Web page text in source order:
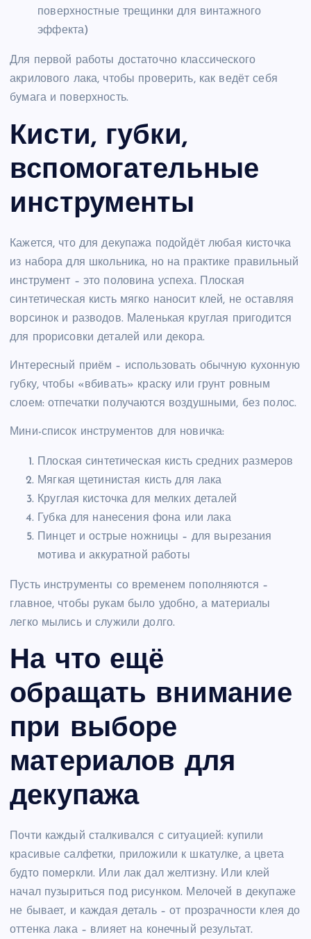
поверхностные трещинки для винтажного
эффекта)
Для первой работы достаточно классического
акрилового лака, чтобы проверить, как ведёт себя
бумага и поверхность.
Кисти, губки,
вспомогательные
инструменты
Кажется, что для декупажа подойдёт любая кисточка
из набора для школьника, но на практике правильный
инструмент – это половина успеха. Плоская
синтетическая кисть мягко наносит клей, не оставляя
ворсинок и разводов. Маленькая круглая пригодится
для прорисовки деталей или декора.
Интересный приём – использовать обычную кухонную
губку, чтобы «вбивать» краску или грунт ровным
слоем: отпечатки получаются воздушными, без полос.
Мини-список инструментов для новичка:
Плоская синтетическая кисть средних размеров
Мягкая щетинистая кисть для лака
Круглая кисточка для мелких деталей
Губка для нанесения фона или лака
Пинцет и острые ножницы – для вырезания
мотива и аккуратной работы
Пусть инструменты со временем пополняются –
главное, чтобы рукам было удобно, а материалы
легко мылись и служили долго.
На что ещё
обращать внимание
при выборе
материалов для
декупажа
Почти каждый сталкивался с ситуацией: купили
красивые салфетки, приложили к шкатулке, а цвета
будто померкли. Или лак дал желтизну. Или клей
начал пузыриться под рисунком. Мелочей в декупаже
не бывает, и каждая деталь – от прозрачности клея до
оттенка лака – влияет на конечный результат.